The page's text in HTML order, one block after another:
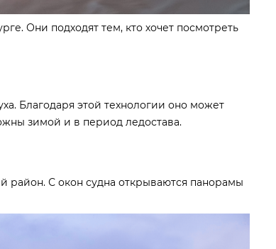
Они подходят тем, кто хочет посмотреть
Благодаря этой технологии оно может
зимой и в период ледостава.
район. С окон судна открываются панорамы